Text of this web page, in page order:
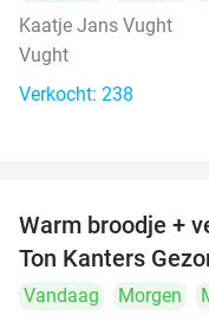
Kaatje Jans Vught
Vught
Verkocht: 238
Warm broodje +
Ton Kanters
Vandaag Morgen